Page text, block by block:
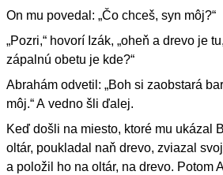
On mu povedal: „Čo chceš, syn môj?“
„Pozri,“ hovorí Izák, „oheň a drevo je
zápalnú obetu je kde?“
Abrahám odvetil: „Boh si zaobstará
môj.“ A vedno šli ďalej.
Keď došli na miesto, ktoré mu ukázal
oltár, poukladal naň drevo, zviazal
a položil ho na oltár, na drevo. Potom